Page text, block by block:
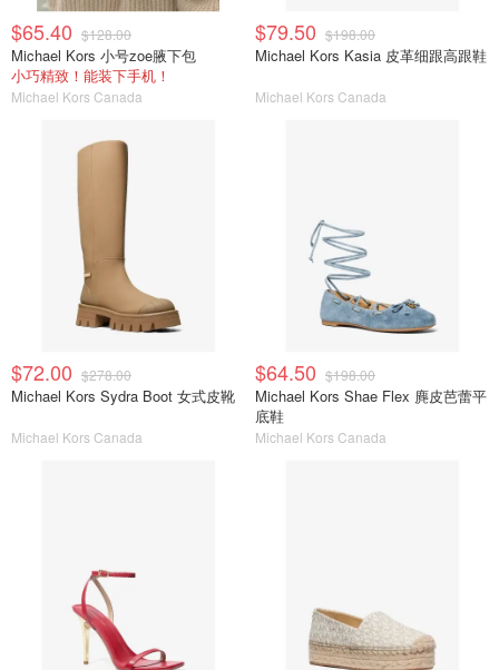
$65.40 $128.00
Michael Kors 小号zoe腋下包
小巧精致！能装下手机！
Michael Kors Canada
$79.50 $198.00
Michael Kors Kasia 皮革细跟高跟鞋
Michael Kors Canada
$72.00 $278.00
Michael Kors Sydra Boot 女式皮靴
Michael Kors Canada
$64.50 $198.00
Michael Kors Shae Flex 麂皮芭蕾平
底鞋
Michael Kors Canada